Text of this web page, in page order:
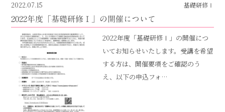
2022.07.15 基礎研修Ⅰ
2022年度「基礎研修Ⅰ」の開催について
2022年度「基礎研修Ⅰ」の開催につ
いてお知らせいたします。受講を希望
する方は、開催要項をご確認のう
え、以下の申込フォ…